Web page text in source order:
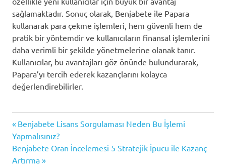
sağlamaktadır. Sonuç olarak, Benjabete ile Papara
kullanarak para çekme işlemleri, hem güvenli hem de
pratik bir yöntemdir ve kullanıcıların finansal işlemlerini
daha verimli bir şekilde yönetmelerine olanak tanır.
Kullanıcılar, bu avantajları göz önünde bulundurarak,
Papara’yı tercih ederek kazançlarını kolayca
değerlendirebilirler.
Para
Çekme
Dijital
Yazı
gezinmesi
Previous
Post:
Benjabete Lisans Sorgulaması Neden Bu İşlemi
Yapmalısınız?
Next
Post:
Benjabete Oran İncelemesi 5 Stratejik İpucu ile Kazanç
Artırma